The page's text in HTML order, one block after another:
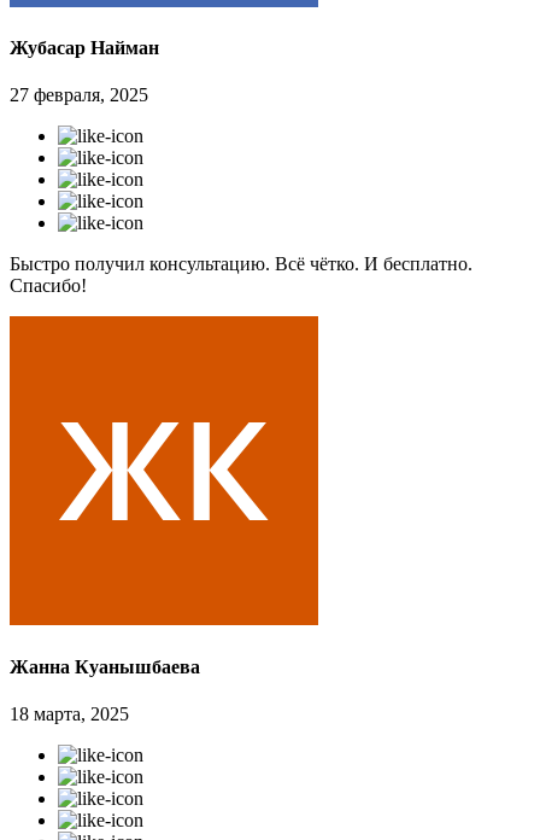
Жубасар Найман
27 февраля, 2025
Быстро получил консультацию. Всё чётко. И бесплатно.
Спасибо!
Жанна Куанышбаева
18 марта, 2025